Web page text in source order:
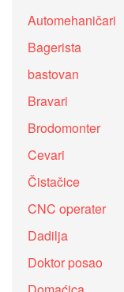
Automehaničari
Bagerista
bastovan
Bravari
Brodomonter
Cevari
Čistačice
CNC operater
Dadilja
Doktor posao